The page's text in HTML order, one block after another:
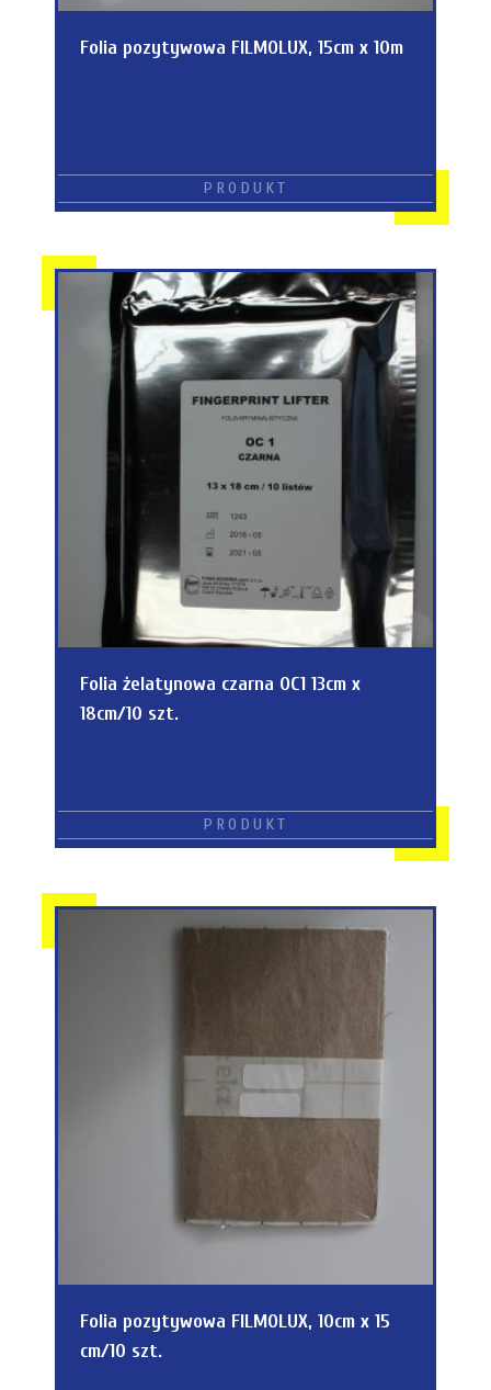
Folia pozytywowa FILMOLUX, 15cm x 10m
Folia żelatynowa czarna OC1 13cm x
18cm/10 szt.
Folia pozytywowa FILMOLUX, 10cm x 15
cm/10 szt.